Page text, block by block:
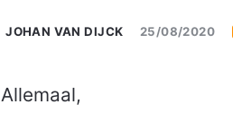
JOHAN VAN DIJCK 25/08/2020
Allemaal,